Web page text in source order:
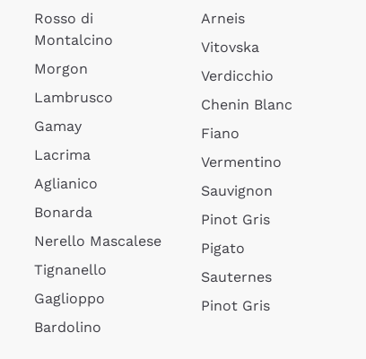
Rosso di
Montalcino
Morgon
Lambrusco
Gamay
Lacrima
Aglianico
Bonarda
Nerello Mascalese
Tignanello
Gaglioppo
Bardolino
Arneis
Vitovska
Verdicchio
Chenin Blanc
Fiano
Vermentino
Sauvignon
Pinot Gris
Pigato
Sauternes
Pinot Gris